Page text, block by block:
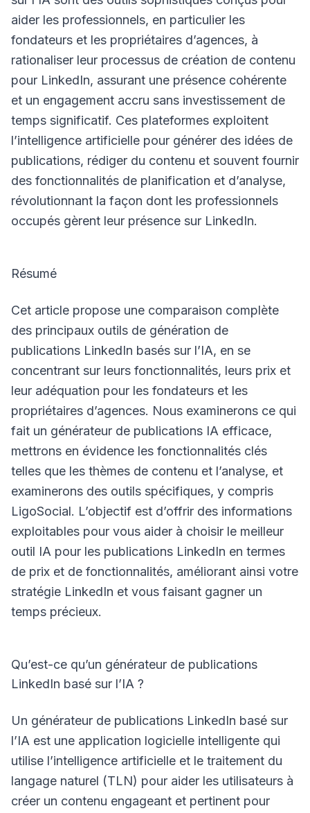
aider les professionnels, en particulier les
fondateurs et les propriétaires d’agences, à
rationaliser leur processus de création de contenu
pour LinkedIn, assurant une présence cohérente
et un engagement accru sans investissement de
temps significatif. Ces plateformes exploitent
l’intelligence artificielle pour générer des idées de
publications, rédiger du contenu et souvent fournir
des fonctionnalités de planification et d’analyse,
révolutionnant la façon dont les professionnels
occupés gèrent leur présence sur LinkedIn.
Résumé
Cet article propose une comparaison complète
des principaux outils de génération de
publications LinkedIn basés sur l’IA, en se
concentrant sur leurs fonctionnalités, leurs prix et
leur adéquation pour les fondateurs et les
propriétaires d’agences. Nous examinerons ce qui
fait un générateur de publications IA efficace,
mettrons en évidence les fonctionnalités clés
telles que les thèmes de contenu et l’analyse, et
examinerons des outils spécifiques, y compris
LigoSocial. L’objectif est d’offrir des informations
exploitables pour vous aider à choisir le meilleur
outil IA pour les publications LinkedIn en termes
de prix et de fonctionnalités, améliorant ainsi votre
stratégie LinkedIn et vous faisant gagner un
temps précieux.
Qu’est-ce qu’un générateur de publications
LinkedIn basé sur l’IA ?
Un générateur de publications LinkedIn basé sur
l’IA est une application logicielle intelligente qui
utilise l’intelligence artificielle et le traitement du
langage naturel (TLN) pour aider les utilisateurs à
créer un contenu engageant et pertinent pour